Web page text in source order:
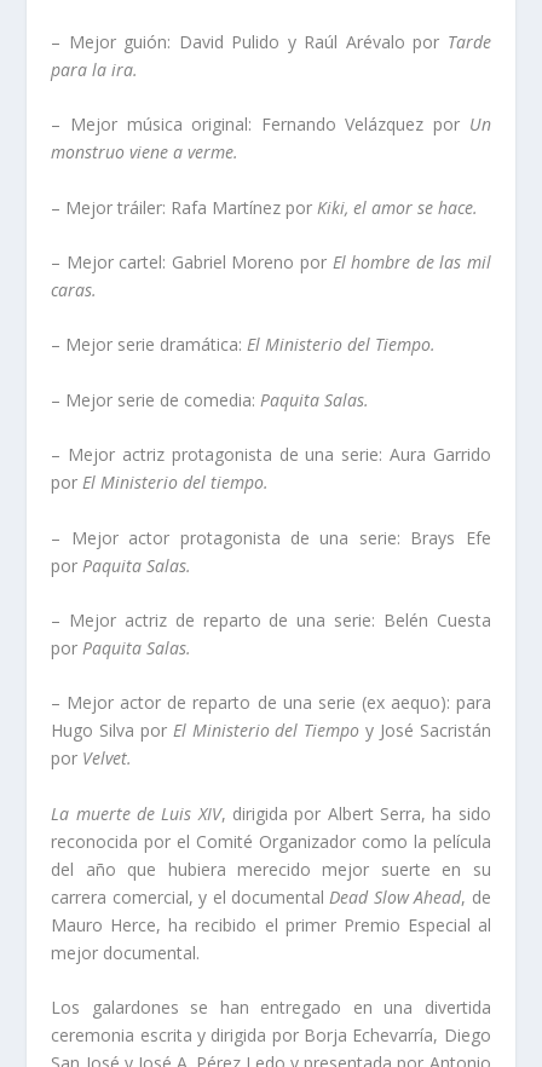
– Mejor guión: David Pulido y Raúl Arévalo por Tarde
para la ira.
– Mejor música original: Fernando Velázquez por Un
monstruo viene a verme.
– Mejor tráiler: Rafa Martínez por Kiki, el amor se hace.
– Mejor cartel: Gabriel Moreno por El hombre de las mil
caras.
– Mejor serie dramática:El Ministerio del Tiempo.
– Mejor serie de comedia:Paquita Salas.
– Mejor actriz protagonista de una serie: Aura Garrido
porEl Ministerio del tiempo.
– Mejor actor protagonista de una serie: Brays Efe
por Paquita Salas.
– Mejor actriz de reparto de una serie: Belén Cuesta
porPaquita Salas.
– Mejor actor de reparto de una serie (ex aequo): para
Hugo Silva por El Ministerio del Tiempo y José Sacristán
por Velvet.
La muerte de Luis XIV, dirigida por Albert Serra, ha sido
reconocida por el Comité Organizador como la película
del año que hubiera merecido mejor suerte en su
carrera comercial, y el documental Dead Slow Ahead, de
Mauro Herce, ha recibido el primer Premio Especial al
mejor documental.
Los galardones se han entregado en una divertida
ceremonia escrita y dirigida por Borja Echevarría, Diego